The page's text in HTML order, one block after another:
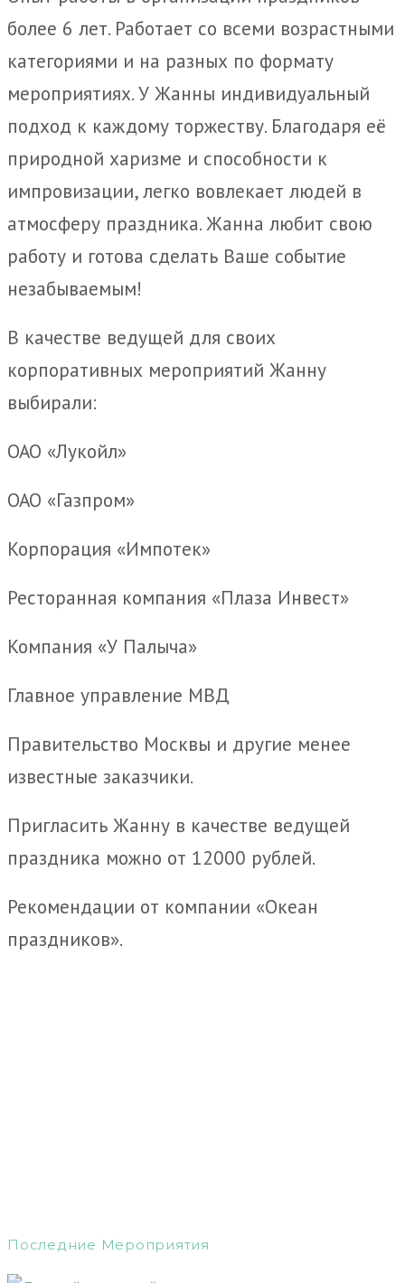
более 6 лет. Работает со всеми возрастными
категориями и на разных по формату
мероприятиях. У Жанны индивидуальный
подход к каждому торжеству. Благодаря её
природной харизме и способности к
импровизации, легко вовлекает людей в
атмосферу праздника. Жанна любит свою
работу и готова сделать Ваше событие
незабываемым!
В качестве ведущей для своих
корпоративных мероприятий Жанну
выбирали:
ОАО «Лукойл»
ОАО «Газпром»
Корпорация «Импотек»
Ресторанная компания «Плаза Инвест»
Компания «У Палыча»
Главное управление МВД
Правительство Москвы и другие менее
известные заказчики.
Пригласить Жанну в качестве ведущей
праздника можно от 12000 рублей.
Рекомендации от компании «Океан
праздников».
Последние Мероприятия